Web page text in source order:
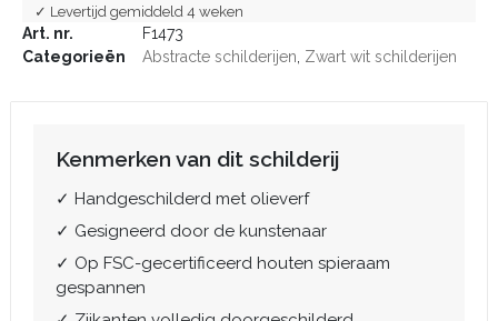
✓ Levertijd gemiddeld 4 weken
Art. nr.
F1473
Categorieën
Abstracte schilderijen Zwart wit schilderijen
Kenmerken van dit schilderij
✓ Handgeschilderd met olieverf
✓ Gesigneerd door de kunstenaar
✓ Op FSC-gecertificeerd houten spieraam
gespannen